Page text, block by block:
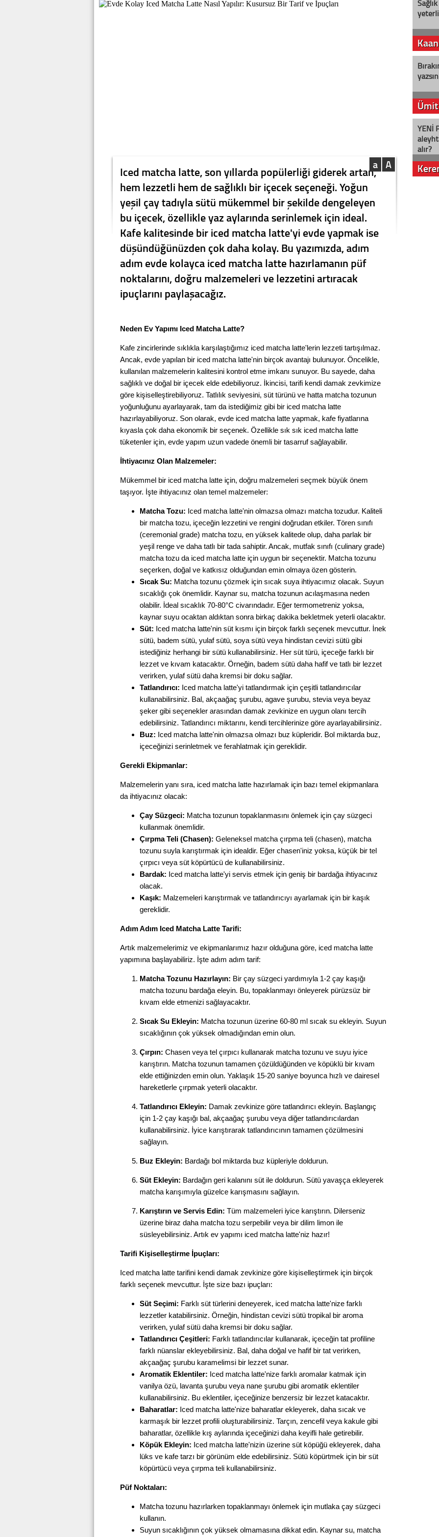
A
a
Iced matcha latte, son yıllarda popülerliği giderek artan,
hem lezzetli hem de sağlıklı bir içecek seçeneği. Yoğun
yeşil çay tadıyla sütü mükemmel bir şekilde dengeleyen
bu içecek, özellikle yaz aylarında serinlemek için ideal.
Kafe kalitesinde bir iced matcha latte'yi evde yapmak ise
düşündüğünüzden çok daha kolay. Bu yazımızda, adım
adım evde kolayca iced matcha latte hazırlamanın püf
noktalarını, doğru malzemeleri ve lezzetini artıracak
ipuçlarını paylaşacağız.
Neden Ev Yapımı Iced Matcha Latte?
Kafe zincirlerinde sıklıkla karşılaştığımız iced matcha latte'lerin lezzeti tartışılmaz.
Ancak, evde yapılan bir iced matcha latte'nin birçok avantajı bulunuyor. Öncelikle,
kullanılan malzemelerin kalitesini kontrol etme imkanı sunuyor. Bu sayede, daha
sağlıklı ve doğal bir içecek elde edebiliyoruz. İkincisi, tarifi kendi damak zevkimize
göre kişiselleştirebiliyoruz. Tatlılık seviyesini, süt türünü ve hatta matcha tozunun
yoğunluğunu ayarlayarak, tam da istediğimiz gibi bir iced matcha latte
hazırlayabiliyoruz. Son olarak, evde iced matcha latte yapmak, kafe fiyatlarına
kıyasla çok daha ekonomik bir seçenek. Özellikle sık sık iced matcha latte
tüketenler için, evde yapım uzun vadede önemli bir tasarruf sağlayabilir.
İhtiyacınız Olan Malzemeler:
Mükemmel bir iced matcha latte için, doğru malzemeleri seçmek büyük önem
taşıyor. İşte ihtiyacınız olan temel malzemeler:
Matcha Tozu: Iced matcha latte'nin olmazsa olmazı matcha tozudur. Kaliteli
bir matcha tozu, içeceğin lezzetini ve rengini doğrudan etkiler. Tören sınıfı
(ceremonial grade) matcha tozu, en yüksek kalitede olup, daha parlak bir
yeşil renge ve daha tatlı bir tada sahiptir. Ancak, mutfak sınıfı (culinary grade)
matcha tozu da iced matcha latte için uygun bir seçenektir. Matcha tozunu
seçerken, doğal ve katkısız olduğundan emin olmaya özen gösterin.
Sıcak Su: Matcha tozunu çözmek için sıcak suya ihtiyacımız olacak. Suyun
sıcaklığı çok önemlidir. Kaynar su, matcha tozunun acılaşmasına neden
olabilir. İdeal sıcaklık 70-80°C civarındadır. Eğer termometreniz yoksa,
kaynar suyu ocaktan aldıktan sonra birkaç dakika bekletmek yeterli olacaktır.
Süt: Iced matcha latte'nin süt kısmı için birçok farklı seçenek mevcuttur. İnek
sütü, badem sütü, yulaf sütü, soya sütü veya hindistan cevizi sütü gibi
istediğiniz herhangi bir sütü kullanabilirsiniz. Her süt türü, içeceğe farklı bir
lezzet ve kıvam katacaktır. Örneğin, badem sütü daha hafif ve tatlı bir lezzet
verirken, yulaf sütü daha kremsi bir doku sağlar.
Tatlandırıcı: Iced matcha latte'yi tatlandırmak için çeşitli tatlandırıcılar
kullanabilirsiniz. Bal, akçaağaç şurubu, agave şurubu, stevia veya beyaz
şeker gibi seçenekler arasından damak zevkinize en uygun olanı tercih
edebilirsiniz. Tatlandırıcı miktarını, kendi tercihlerinize göre ayarlayabilirsiniz.
Buz: Iced matcha latte'nin olmazsa olmazı buz küpleridir. Bol miktarda buz,
içeceğinizi serinletmek ve ferahlatmak için gereklidir.
Gerekli Ekipmanlar:
Malzemelerin yanı sıra, iced matcha latte hazırlamak için bazı temel ekipmanlara
da ihtiyacınız olacak:
Çay Süzgeci: Matcha tozunun topaklanmasını önlemek için çay süzgeci
kullanmak önemlidir.
Çırpma Teli (Chasen): Geleneksel matcha çırpma teli (chasen), matcha
tozunu suyla karıştırmak için idealdir. Eğer chasen'iniz yoksa, küçük bir tel
çırpıcı veya süt köpürtücü de kullanabilirsiniz.
Bardak: Iced matcha latte'yi servis etmek için geniş bir bardağa ihtiyacınız
olacak.
Kaşık: Malzemeleri karıştırmak ve tatlandırıcıyı ayarlamak için bir kaşık
gereklidir.
Adım Adım Iced Matcha Latte Tarifi:
Artık malzemelerimiz ve ekipmanlarımız hazır olduğuna göre, iced matcha latte
yapımına başlayabiliriz. İşte adım adım tarif:
Matcha Tozunu Hazırlayın: Bir çay süzgeci yardımıyla 1-2 çay kaşığı
matcha tozunu bardağa eleyin. Bu, topaklanmayı önleyerek pürüzsüz bir
kıvam elde etmenizi sağlayacaktır.
Sıcak Su Ekleyin: Matcha tozunun üzerine 60-80 ml sıcak su ekleyin. Suyun
sıcaklığının çok yüksek olmadığından emin olun.
Çırpın: Chasen veya tel çırpıcı kullanarak matcha tozunu ve suyu iyice
karıştırın. Matcha tozunun tamamen çözüldüğünden ve köpüklü bir kıvam
elde ettiğinizden emin olun. Yaklaşık 15-20 saniye boyunca hızlı ve dairesel
hareketlerle çırpmak yeterli olacaktır.
Tatlandırıcı Ekleyin: Damak zevkinize göre tatlandırıcı ekleyin. Başlangıç
için 1-2 çay kaşığı bal, akçaağaç şurubu veya diğer tatlandırıcılardan
kullanabilirsiniz. İyice karıştırarak tatlandırıcının tamamen çözülmesini
sağlayın.
Buz Ekleyin: Bardağı bol miktarda buz küpleriyle doldurun.
Süt Ekleyin: Bardağın geri kalanını süt ile doldurun. Sütü yavaşça ekleyerek
matcha karışımıyla güzelce karışmasını sağlayın.
Karıştırın ve Servis Edin: Tüm malzemeleri iyice karıştırın. Dilerseniz
üzerine biraz daha matcha tozu serpebilir veya bir dilim limon ile
süsleyebilirsiniz. Artık ev yapımı iced matcha latte'niz hazır!
Tarifi Kişiselleştirme İpuçları:
Iced matcha latte tarifini kendi damak zevkinize göre kişiselleştirmek için birçok
farklı seçenek mevcuttur. İşte size bazı ipuçları:
Süt Seçimi: Farklı süt türlerini deneyerek, iced matcha latte'nize farklı
lezzetler katabilirsiniz. Örneğin, hindistan cevizi sütü tropikal bir aroma
verirken, yulaf sütü daha kremsi bir doku sağlar.
Tatlandırıcı Çeşitleri: Farklı tatlandırıcılar kullanarak, içeceğin tat profiline
farklı nüanslar ekleyebilirsiniz. Bal, daha doğal ve hafif bir tat verirken,
akçaağaç şurubu karamelimsi bir lezzet sunar.
Aromatik Eklentiler: Iced matcha latte'nize farklı aromalar katmak için
vanilya özü, lavanta şurubu veya nane şurubu gibi aromatik eklentiler
kullanabilirsiniz. Bu eklentiler, içeceğinize benzersiz bir lezzet katacaktır.
Baharatlar: Iced matcha latte'nize baharatlar ekleyerek, daha sıcak ve
karmaşık bir lezzet profili oluşturabilirsiniz. Tarçın, zencefil veya kakule gibi
baharatlar, özellikle kış aylarında içeceğinizi daha keyifli hale getirebilir.
Köpük Ekleyin: Iced matcha latte'nizin üzerine süt köpüğü ekleyerek, daha
lüks ve kafe tarzı bir görünüm elde edebilirsiniz. Sütü köpürtmek için bir süt
köpürtücü veya çırpma teli kullanabilirsiniz.
Püf Noktaları:
Matcha tozunu hazırlarken topaklanmayı önlemek için mutlaka çay süzgeci
kullanın.
Suyun sıcaklığının çok yüksek olmamasına dikkat edin. Kaynar su, matcha
yazsın
YENİ
alır?